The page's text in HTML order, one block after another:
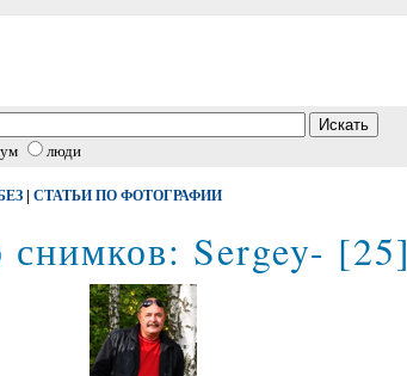
люди
| СТАТЬИ ПО ФОТОГРАФИИ
снимков: Sergey- [25]